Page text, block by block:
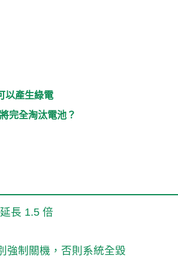
以產生綠電
完全淘汰電池？
長 1.5 倍
強制關機，否則系統全毀